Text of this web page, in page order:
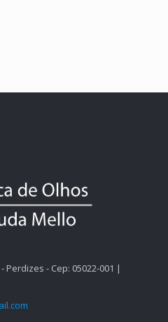
Perdizes - Cep: 05022-001 |